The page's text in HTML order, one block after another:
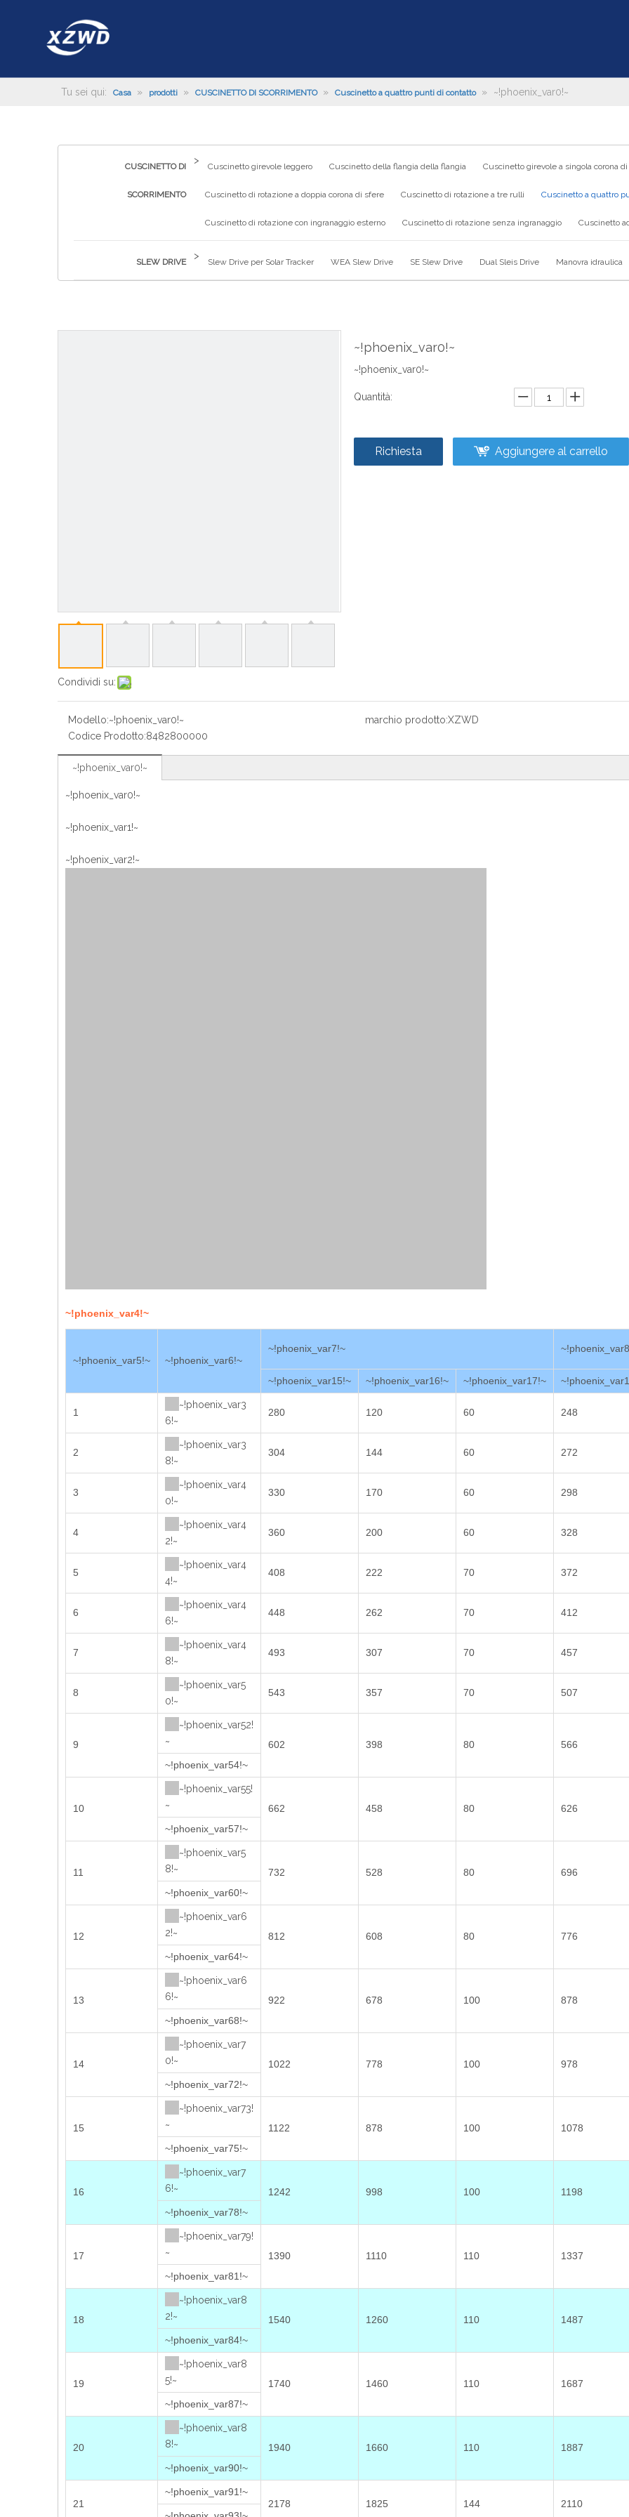
Tu sei qui: Casa » prodotti » CUSCINETTO DI SCORRIMENTO » Cuscinetto a quattro punti di contatto » ~!phoenix_var0!~
CUSCINETTO DI
SCORRIMENTO
>
Cuscinetto girevole leggero Cuscinetto della flangia della flangia Cuscinetto girevole a singola corona
Cuscinetto di rotazione a doppia corona di sfere Cuscinetto di rotazione a tre rulli Cuscinetto a quattro
Cuscinetto di rotazione con ingranaggio esterno Cuscinetto di rotazione senza ingranaggio Cuscinetto
SLEW DRIVE
>
Slew Drive per Solar Tracker WEA Slew Drive SE Slew Drive Dual Sleis Drive Manovra idraulica
Condividi su:
~!phoenix_var0!~
~!phoenix_var0!~
Quantità:
Richiesta Aggiungere al carrello
Modello:~!phoenix_var0!~ marchio prodotto:XZWD
Codice Prodotto:8482800000
~!phoenix_var0!~
~!phoenix_var0!~
~!phoenix_var1!~
~!phoenix_var2!~
~!phoenix_var4!~
~!phoenix_var5!~ ~!phoenix_var6!~
~!phoenix_var7!~
~!phoenix_var15!~ ~!phoenix_var16!~ ~!phoenix_var17!~
1
~!phoenix_var3
6!~
280 120 60 248
2
~!phoenix_var3
8!~
304 144 60 272
3
~!phoenix_var4
0!~
330 170 60 298
4
~!phoenix_var4
2!~
360 200 60 328
5
~!phoenix_var4
4!~
408 222 70 372
6
~!phoenix_var4
6!~
448 262 70 412
7
~!phoenix_var4
8!~
493 307 70 457
8
~!phoenix_var5
0!~
543 357 70 507
9
~!phoenix_var52!
~
602 398 80 566
~!phoenix_var54!~
10
~!phoenix_var55!
~
662 458 80 626
~!phoenix_var57!~
11
~!phoenix_var5
8!~
732 528 80 696
~!phoenix_var60!~
12
~!phoenix_var6
2!~
812 608 80 776
~!phoenix_var64!~
13
~!phoenix_var6
6!~
922 678 100 878
~!phoenix_var68!~
14
~!phoenix_var7
0!~
1022 778 100 978
~!phoenix_var72!~
15
~!phoenix_var73!
~
1122 878 100 1078
~!phoenix_var75!~
16
~!phoenix_var7
6!~
1242 998 100 1198
~!phoenix_var78!~
17
~!phoenix_var79!
~
1390 1110 110 1337
~!phoenix_var81!~
18
~!phoenix_var8
2!~
1540 1260 110 1487
~!phoenix_var84!~
19
~!phoenix_var8
5!~
1740 1460 110 1687
~!phoenix_var87!~
20
~!phoenix_var8
8!~
1940 1660 110 1887
~!phoenix_var90!~
21
~!phoenix_var91!~
2178
1825 144 2110